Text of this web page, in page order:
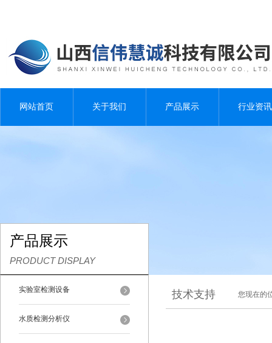
网站首页 关于我们 产品展示 行业资讯
产品展示
PRODUCT DISPLAY
实验室检测设备
水质检测分析仪
技术支持 您现在的